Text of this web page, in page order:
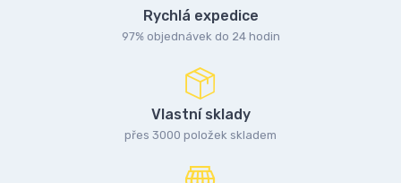
Rychlá expedice
97% objednávek do 24 hodin
Vlastní sklady
přes 3000 položek skladem